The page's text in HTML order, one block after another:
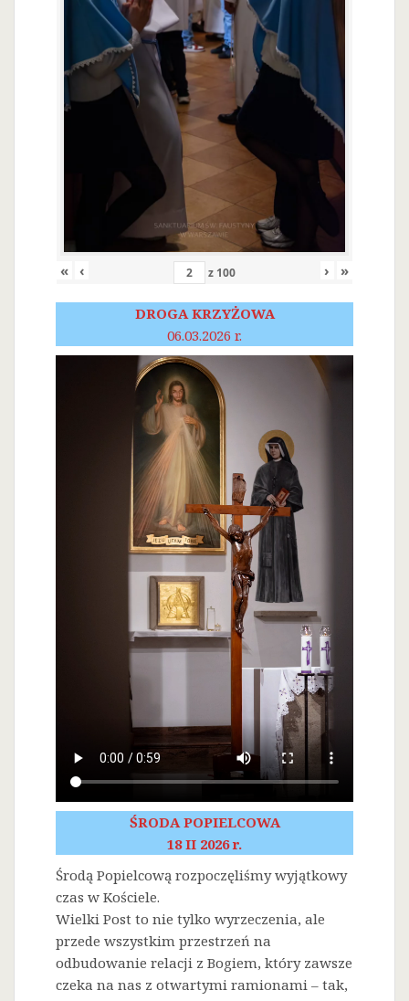
« ‹ z 100 › »
DROGA KRZYŻOWA
06.03.2026 r.
ŚRODA POPIELCOWA
18 II 2026 r.
Środą Popielcową rozpoczęliśmy wyjątkowy
czas w Kościele.
Wielki Post to nie tylko wyrzeczenia, ale
przede wszystkim przestrzeń na
odbudowanie relacji z Bogiem, który zawsze
czeka na nas z otwartymi ramionami – tak,